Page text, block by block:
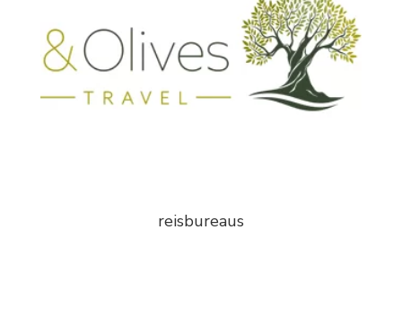
reisbureaus